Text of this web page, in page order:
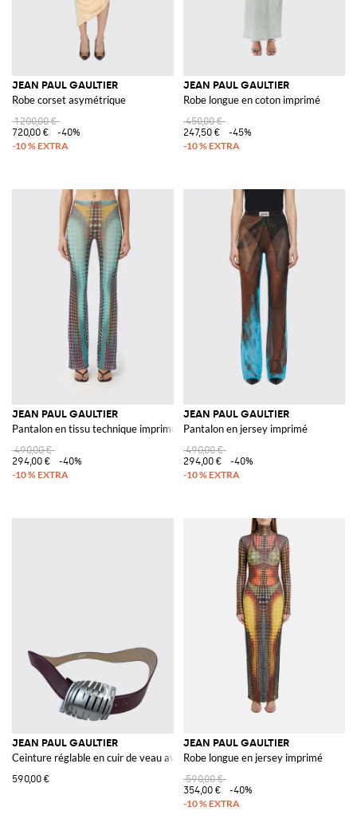
JEAN PAUL GAULTIER
Robe corset asymétrique
1 200,00 €
720,00 €
-40%
JEAN PAUL GAULTIER
Robe longue en coton imprimé
450,00 €
247,50 €
-45%
JEAN PAUL GAULTIER
Pantalon en tissu technique imprimé
490,00 €
294,00 €
-40%
JEAN PAUL GAULTIER
Pantalon en jersey imprimé
490,00 €
294,00 €
-40%
JEAN PAUL GAULTIER
Ceinture réglable en cuir de veau avec plaque logo
590,00 €
JEAN PAUL GAULTIER
Robe longue en jersey imprimé
590,00 €
354,00 €
-40%